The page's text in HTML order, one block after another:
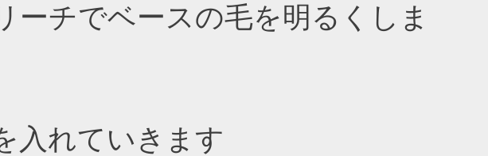
ーチでベースの毛を明るくしま
入れていきます